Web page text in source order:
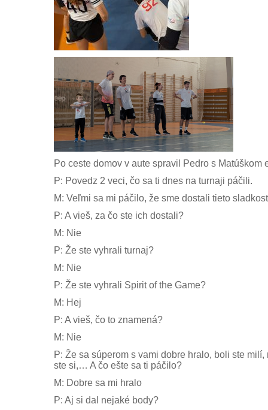
Po ceste domov v aute spravil Pedro s Matúškom
P: Povedz 2 veci, čo sa ti dnes na turnaji páčili.
M: Veľmi sa mi páčilo, že sme dostali tieto
P: A vieš, za čo ste ich dostali?
M: Nie
P: Že ste vyhrali turnaj?
M: Nie
P: Že ste vyhrali Spirit of the Game?
M: Hej
P: A vieš, čo to znamená?
M: Nie
P: Že sa súperom s vami dobre hralo, boli ste
ste si,… A čo ešte sa ti páčilo?
M: Dobre sa mi hralo
P: Aj si dal nejaké body?